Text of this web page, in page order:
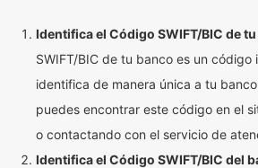
Identifica el Código SWIFT/BIC de
SWIFT/BIC de tu banco es un código
identifica de manera única a tu
puedes encontrar este código en el
o contactando con el servicio de
Identifica el Código SWIFT/BIC del